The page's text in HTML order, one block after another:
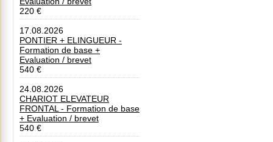
220 €
17.08.2026
PONTIER + ELINGUEUR -
Formation de base +
Evaluation / brevet
540 €
24.08.2026
CHARIOT ELEVATEUR
FRONTAL - Formation de base
+ Evaluation / brevet
540 €